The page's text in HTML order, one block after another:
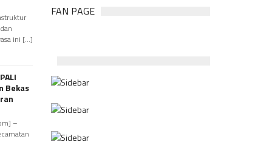
ini [...]
Bekas
–
FAN PAGE